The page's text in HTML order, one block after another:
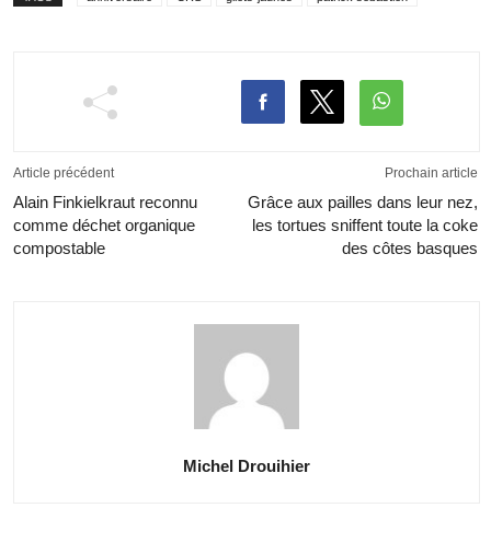
Article précédent
Alain Finkielkraut reconnu
comme déchet organique
compostable
Prochain article
Grâce aux pailles dans leur nez,
les tortues sniffent toute la coke
des côtes basques
Michel Drouihier